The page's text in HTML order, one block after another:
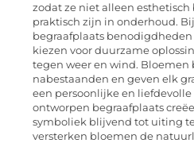
zodat ze niet alleen esthetisch
praktisch zijn in onderhoud.
begraafplaats
kiezen voor duurzame
tegen weer en wind. Bloemen
nabestaanden en geven elk
een persoonlijke en
ontworpen begraafplaats
symboliek blijvend tot uiting
versterken bloemen de